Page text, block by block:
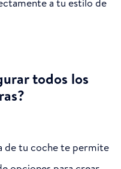
todos los
de tu coche te permite